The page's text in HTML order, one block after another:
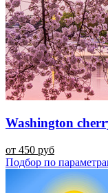
Washington
от 450 руб
Подбор по